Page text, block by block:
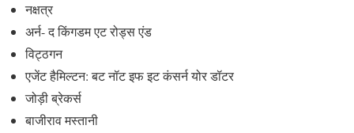
नक्षत्र
अर्न- द किंगडम एट रोड्स एंड
विट्ठगन
एजेंट हैमिल्टन: बट नॉट इफ इट कंसर्न योर डॉटर
जोड़ी ब्रेकर्स
बाजीराव मस्तानी